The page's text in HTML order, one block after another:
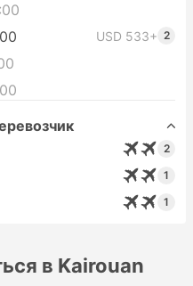
USD 533+ 2
2
1
1
в Kairouan